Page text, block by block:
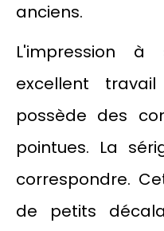
anciens.
L'impression
excellent
possède des
pointues. La
correspondre.
de petits